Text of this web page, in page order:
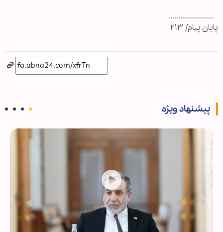
.......................
پايان پيام/ ۲۱۳
پیشنهاد ویژه